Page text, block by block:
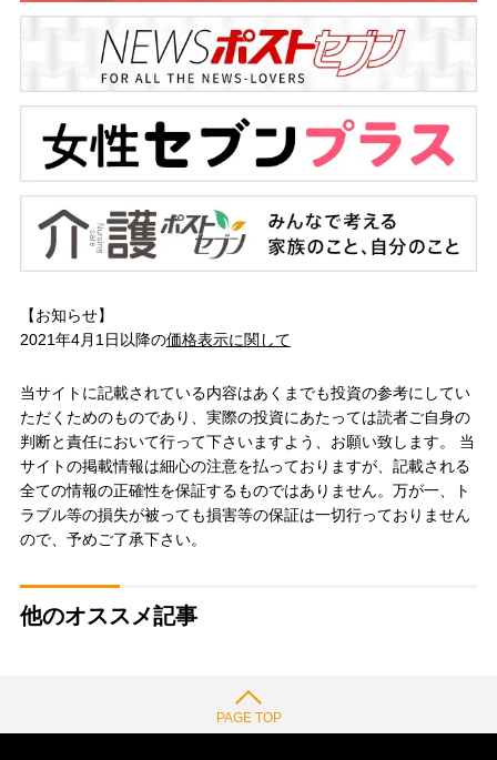
【お知らせ】
2021年4月1日以降の価格表示に関して
当サイトに記載されている内容はあくまでも投資の参考にしてい
ただくためのものであり、実際の投資にあたっては読者ご自身の
判断と責任において行って下さいますよう、お願い致します。 当
サイトの掲載情報は細心の注意を払っておりますが、記載される
全ての情報の正確性を保証するものではありません。万が一、ト
ラブル等の損失が被っても損害等の保証は一切行っておりません
ので、予めご了承下さい。
他のオススメ記事
PAGE TOP